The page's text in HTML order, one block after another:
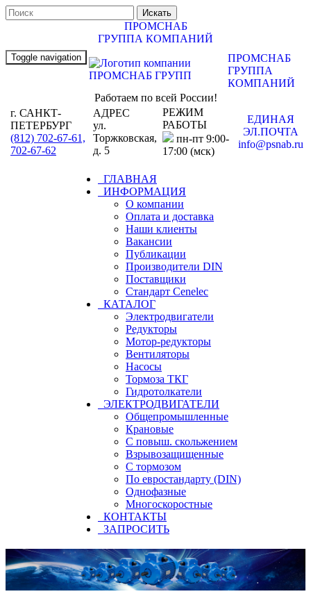
ПРОМСНАБ
ГРУППА КОМПАНИЙ
Toggle navigation
ПРОМСНАБ
ГРУППА
КОМПАНИЙ
Работаем по всей России!
г. САНКТ-
ПЕТЕРБУРГ
(812) 702-67-61,
702-67-62
АДРЕС
ул.
Торжковская,
д. 5
РЕЖИМ
РАБОТЫ
пн-пт 9:00-
17:00 (мск)
ЕДИНАЯ
ЭЛ.ПОЧТА
info@psnab.ru
ГЛАВНАЯ
ИНФОРМАЦИЯ
О компании
Оплата и доставка
Наши клиенты
Вакансии
Публикации
Производители DIN
Поставщики
Стандарт Cenelec
КАТАЛОГ
Электродвигатели
Редукторы
Мотор-редукторы
Вентиляторы
Насосы
Тормоза ТКГ
Гидротолкатели
ЭЛЕКТРОДВИГАТЕЛИ
Общепромышленные
Крановые
С повыш. скольжением
Взрывозащищенные
С тормозом
По евростандарту (DIN)
Однофазные
Многоскоростные
КОНТАКТЫ
ЗАПРОСИТЬ